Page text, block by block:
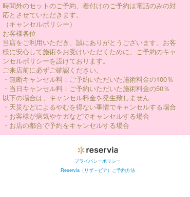
時間外のセットのご予約、着付けのご予約は電話のみの対
応とさせていただきます。
（キャンセルポリシー）
お客様各位
当店をご利用いただき、誠にありがとうございます。お客
様に安心して施術をお受けいただくために、ご予約のキャ
ンセルポリシーを設けております。
ご来店前に必ずご確認ください。
・無断キャンセル料：ご予約いただいた施術料金の100％
・当日キャンセル料：ご予約いただいた施術料金の50％
以下の場合は、キャンセル料金を発生致しません
・天災などによるやむを得ない事情でキャンセルする場合
・お客様が病気やケガなどでキャンセルする場合
・お店の都合で予約をキャンセルする場合
プライバシーポリシー
Reservia（リザ－ビア）ご予約方法